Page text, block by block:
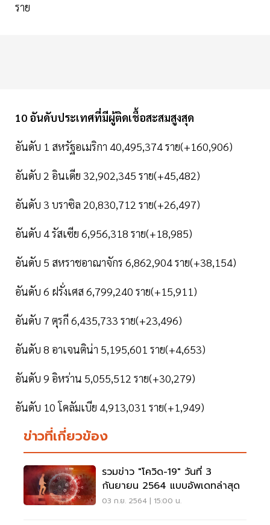
ราย
10 อันดับประเทศที่มีผู้ติดเชื้อสะสมสูงสุด
อันดับ 1 สหรัฐอเมริกา 40,495,374 ราย(+160,906)
อันดับ 2 อินเดีย 32,902,345 ราย(+45,482)
อันดับ 3 บราซิล 20,830,712 ราย(+26,497)
อันดับ 4 รัสเซีย 6,956,318 ราย(+18,985)
อันดับ 5 สหราชอาณาจักร 6,862,904 ราย(+38,154)
อันดับ 6 ฝรั่งเศส 6,799,240 ราย(+15,911)
อันดับ 7 ตุรกี 6,435,733 ราย(+23,496)
อันดับ 8 อาเจนติน่า 5,195,601 ราย(+4,653)
อันดับ 9 อิหร่าน 5,055,512 ราย(+30,279)
อันดับ 10 โคลัมเบีย 4,913,031 ราย(+1,949)
ข่าวที่เกี่ยวข้อง
รวมข่าว "โควิด-19" วันที่ 3
กันยายน 2564 แบบอัพเดทล่าสุด
03 ก.ย. 2564 | 15:00 น.